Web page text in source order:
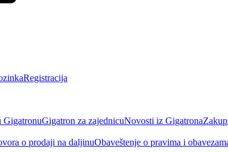
Registracija
GigatronuGigatron za zajednicuNovosti iz Gigatrona
o prodaji na daljinuObaveštenje o pravima i